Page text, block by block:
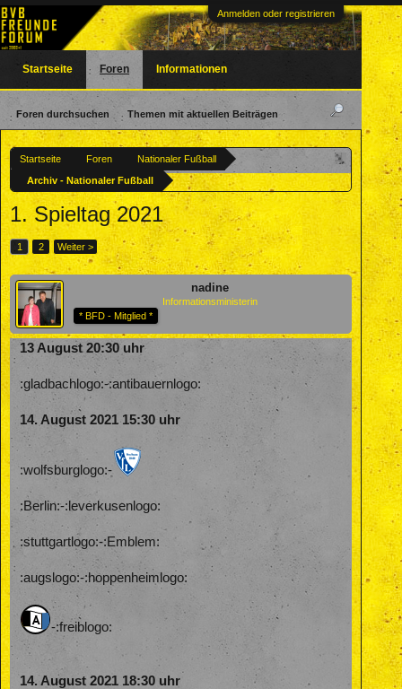
Anmelden oder registrieren
Startseite Foren
Nationaler Fußball
Archiv - Nationaler Fußball
1. Spieltag 2021
1 2 Weiter >
nadine
Informationsministerin
* BFD - Mitglied *
13 August 20:30 uhr
:gladbachlogo:-:antibauernlogo:
14. August 2021 15:30 uhr
:wolfsburglogo:-
:Berlin:-:leverkusenlogo:
:stuttgartlogo:-:Emblem:
:augslogo:-:hoppenheimlogo:
-:freiblogo:
14. August 2021 18:30 uhr
Startseite Foren
Foren durchsuchen Themen mit aktuellen Beiträgen
Informationen